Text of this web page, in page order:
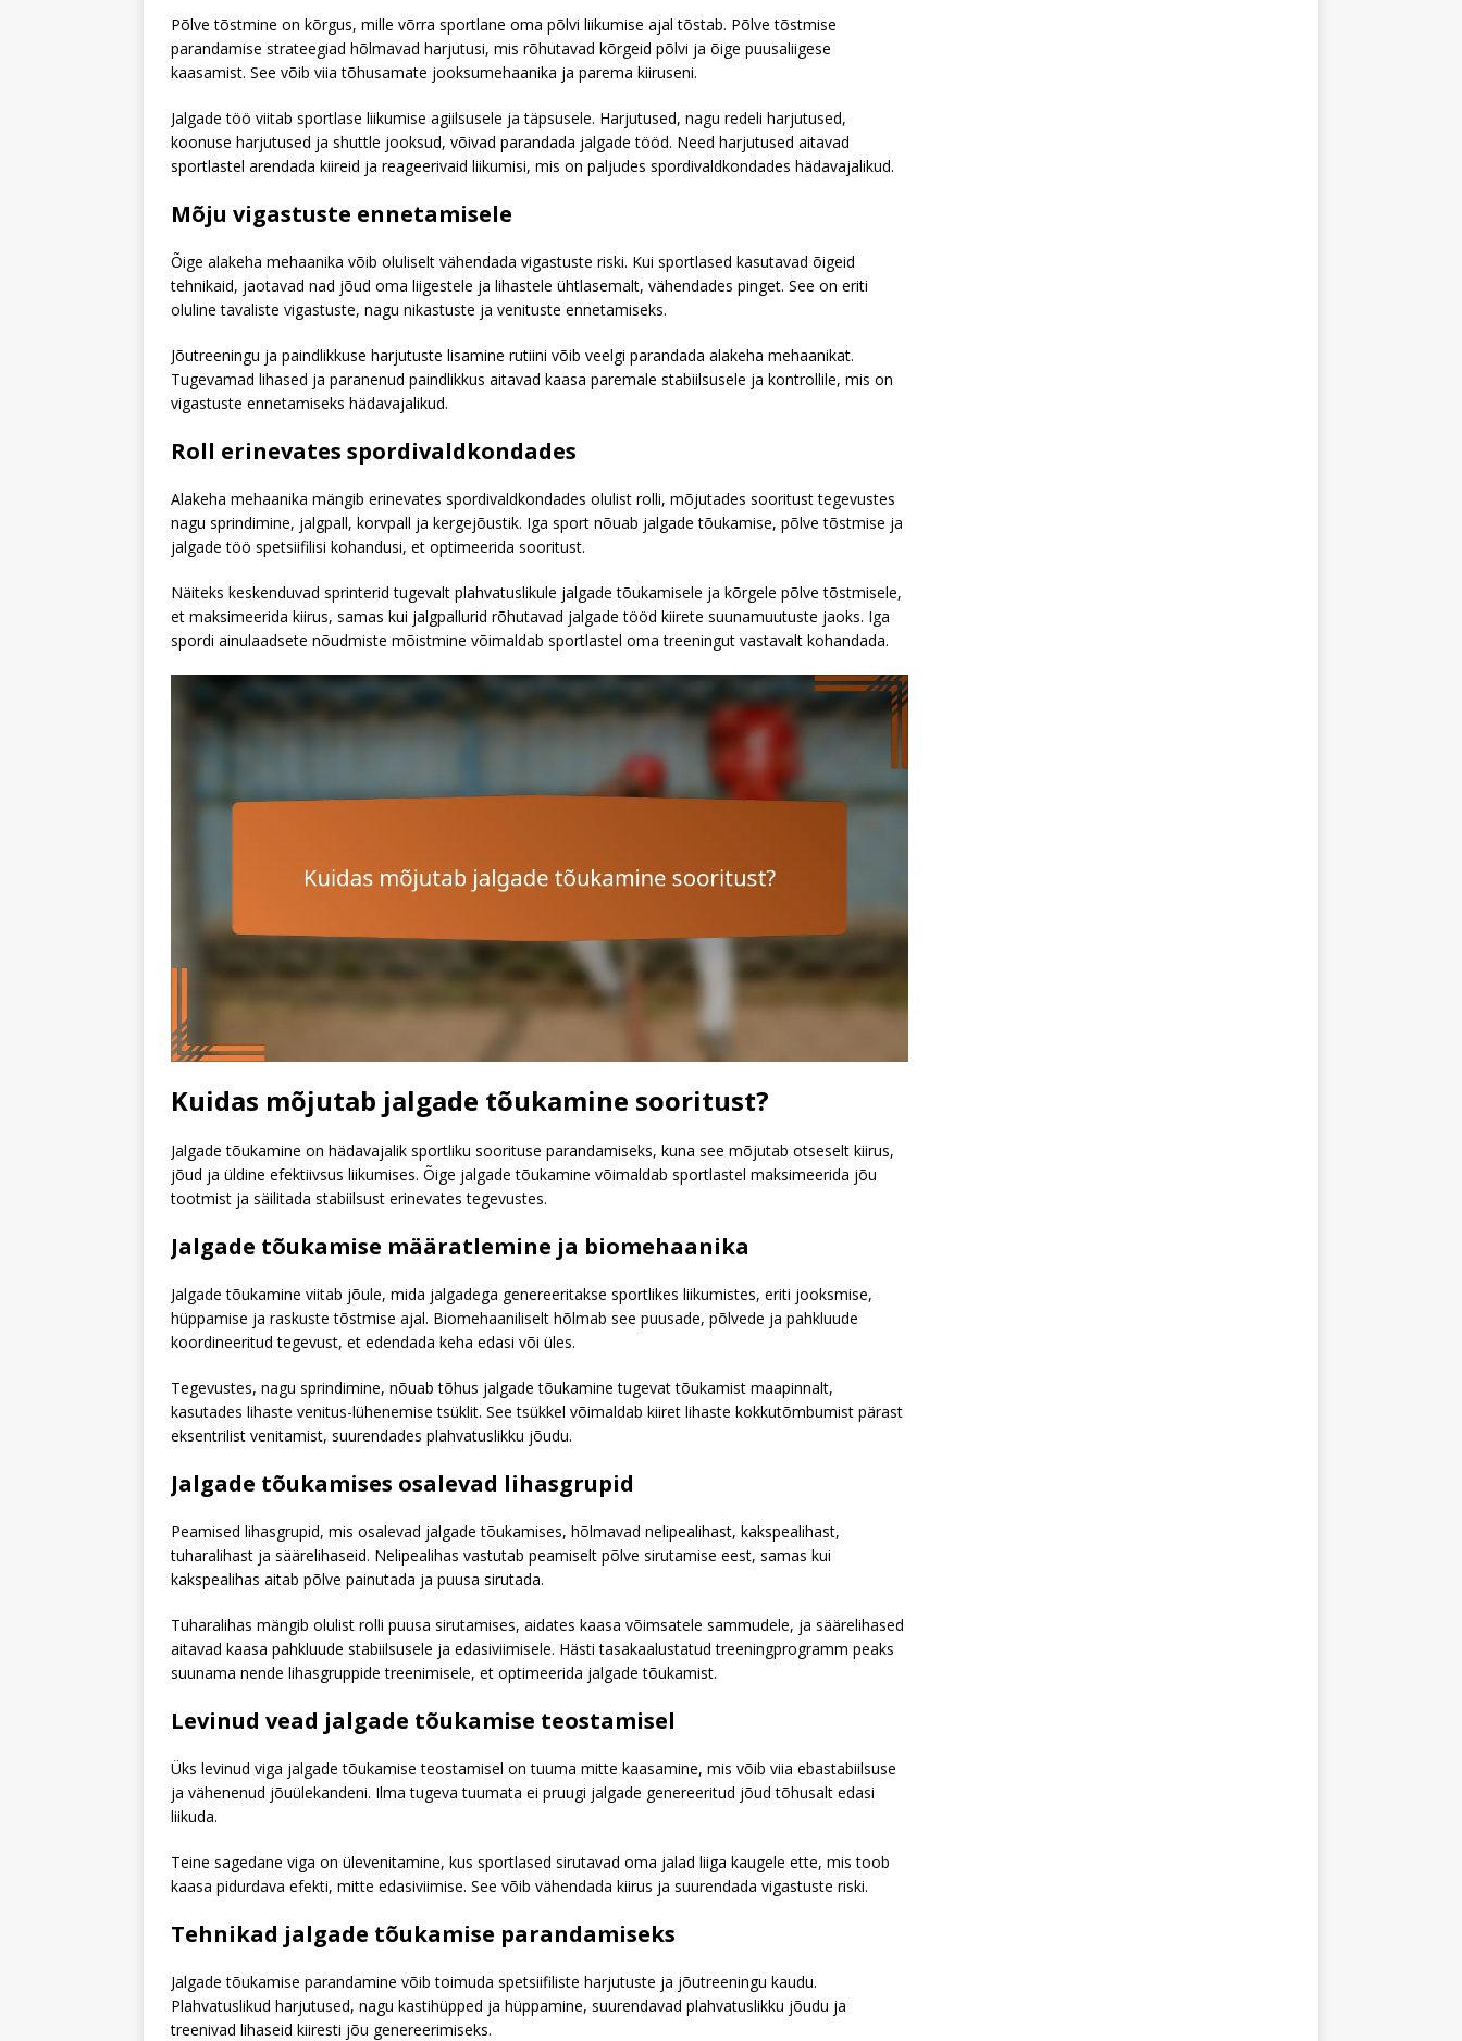
Põlve tõstmine on kõrgus, mille võrra sportlane oma põlvi liikumise ajal tõstab. Põlve tõstmise
parandamise strateegiad hõlmavad harjutusi, mis rõhutavad kõrgeid põlvi ja õige puusaliigese
kaasamist. See võib viia tõhusamate jooksumehaanika ja parema kiiruseni.
Jalgade töö viitab sportlase liikumise agiilsusele ja täpsusele. Harjutused, nagu redeli harjutused,
koonuse harjutused ja shuttle jooksud, võivad parandada jalgade tööd. Need harjutused aitavad
sportlastel arendada kiireid ja reageerivaid liikumisi, mis on paljudes spordivaldkondades hädavajalikud.
Mõju vigastuste ennetamisele
Õige alakeha mehaanika võib oluliselt vähendada vigastuste riski. Kui sportlased kasutavad õigeid
tehnikaid, jaotavad nad jõud oma liigestele ja lihastele ühtlasemalt, vähendades pinget. See on eriti
oluline tavaliste vigastuste, nagu nikastuste ja venituste ennetamiseks.
Jõutreeningu ja paindlikkuse harjutuste lisamine rutiini võib veelgi parandada alakeha mehaanikat.
Tugevamad lihased ja paranenud paindlikkus aitavad kaasa paremale stabiilsusele ja kontrollile, mis on
vigastuste ennetamiseks hädavajalikud.
Roll erinevates spordivaldkondades
Alakeha mehaanika mängib erinevates spordivaldkondades olulist rolli, mõjutades sooritust tegevustes
nagu sprindimine, jalgpall, korvpall ja kergejõustik. Iga sport nõuab jalgade tõukamise, põlve tõstmise ja
jalgade töö spetsiifilisi kohandusi, et optimeerida sooritust.
Näiteks keskenduvad sprinterid tugevalt plahvatuslikule jalgade tõukamisele ja kõrgele põlve tõstmisele,
et maksimeerida kiirus, samas kui jalgpallurid rõhutavad jalgade tööd kiirete suunamuutuste jaoks. Iga
spordi ainulaadsete nõudmiste mõistmine võimaldab sportlastel oma treeningut vastavalt kohandada.
Kuidas mõjutab jalgade tõukamine sooritust?
Jalgade tõukamine on hädavajalik sportliku soorituse parandamiseks, kuna see mõjutab otseselt kiirus,
jõud ja üldine efektiivsus liikumises. Õige jalgade tõukamine võimaldab sportlastel maksimeerida jõu
tootmist ja säilitada stabiilsust erinevates tegevustes.
Jalgade tõukamise määratlemine ja biomehaanika
Jalgade tõukamine viitab jõule, mida jalgadega genereeritakse sportlikes liikumistes, eriti jooksmise,
hüppamise ja raskuste tõstmise ajal. Biomehaaniliselt hõlmab see puusade, põlvede ja pahkluude
koordineeritud tegevust, et edendada keha edasi või üles.
Tegevustes, nagu sprindimine, nõuab tõhus jalgade tõukamine tugevat tõukamist maapinnalt,
kasutades lihaste venitus-lühenemise tsüklit. See tsükkel võimaldab kiiret lihaste kokkutõmbumist pärast
eksentrilist venitamist, suurendades plahvatuslikku jõudu.
Jalgade tõukamises osalevad lihasgrupid
Peamised lihasgrupid, mis osalevad jalgade tõukamises, hõlmavad nelipealihast, kakspealihast,
tuharalihast ja säärelihaseid. Nelipealihas vastutab peamiselt põlve sirutamise eest, samas kui
kakspealihas aitab põlve painutada ja puusa sirutada.
Tuharalihas mängib olulist rolli puusa sirutamises, aidates kaasa võimsatele sammudele, ja säärelihased
aitavad kaasa pahkluude stabiilsusele ja edasiviimisele. Hästi tasakaalustatud treeningprogramm peaks
suunama nende lihasgruppide treenimisele, et optimeerida jalgade tõukamist.
Levinud vead jalgade tõukamise teostamisel
Üks levinud viga jalgade tõukamise teostamisel on tuuma mitte kaasamine, mis võib viia ebastabiilsuse
ja vähenenud jõuülekandeni. Ilma tugeva tuumata ei pruugi jalgade genereeritud jõud tõhusalt edasi
liikuda.
Teine sagedane viga on ülevenitamine, kus sportlased sirutavad oma jalad liiga kaugele ette, mis toob
kaasa pidurdava efekti, mitte edasiviimise. See võib vähendada kiirus ja suurendada vigastuste riski.
Tehnikad jalgade tõukamise parandamiseks
Jalgade tõukamise parandamine võib toimuda spetsiifiliste harjutuste ja jõutreeningu kaudu.
Plahvatuslikud harjutused, nagu kastihüpped ja hüppamine, suurendavad plahvatuslikku jõudu ja
treenivad lihaseid kiiresti jõu genereerimiseks.